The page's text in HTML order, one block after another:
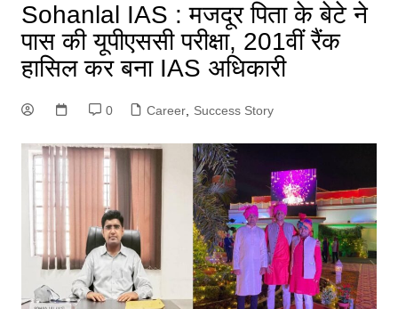
Sohanlal IAS : मजदूर पिता के बेटे ने
पास की यूपीएससी परीक्षा, 201वीं रैंक
हासिल कर बना IAS अधिकारी
0 Career, Success Story